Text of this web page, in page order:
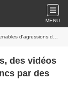
MENU
par des Noirs enragés »
des vidéos
par des